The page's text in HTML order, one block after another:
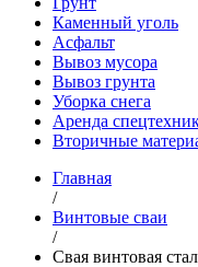
Каменный уголь
Асфальт
Вывоз мусора
Вывоз грунта
Уборка снега
Аренда
Вторичные
Главная
/
Винтовые сваи
/
Свая винтовая